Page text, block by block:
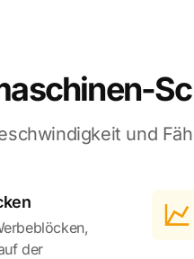
und
der